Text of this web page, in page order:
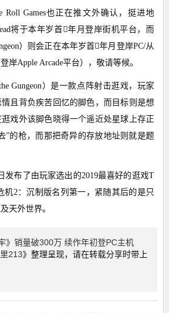
Games也正在推文外确认，挺进地
将于本年岁首年月登岸街机平台，而
）则会正在本年岁首年月登岸PC/从
岸Apple Arcade平台），敬请等候。
Gungeon）是一款点阵射击逛戏，玩家
且背负疾苦回忆的脚色，而目标则是想
戏外该脚色晓得一个遥近处星球上存正
”的枪，而那把奇异的存放地址则就是题
布了由玩家选出的2019最喜好的逛戏T
机2：沉制版名列第一，紧随其后的是只
天外世界。
》销量破300万 续作年初登PC主机
213》整理呈现，请在转载分享时带上